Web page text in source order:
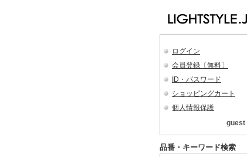
ログイン
会員登録〔無料〕
ID・パスワード
ショッピングカート
個人情報保護
guest
品番・キーワード検索